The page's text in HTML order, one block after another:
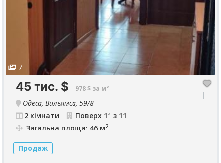
7
45 тис. $ 978 $ за м²
Одеса, Вильямса, 59/8
2 кімнати
Поверх 11 з 11
Загальна площа: 46 м2
Продаж